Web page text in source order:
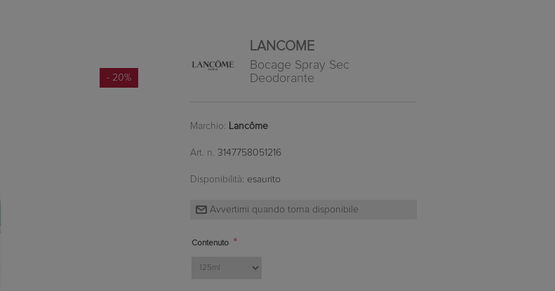
- 20%
LANCOME
Bocage Spray Sec
Deodorante
Marchio: Lancôme
Art. n. 3147758051216
Disponibilità: esaurito
Contenuto *